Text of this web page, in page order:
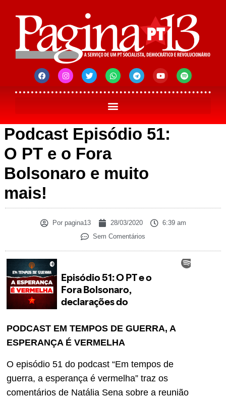
Podcast Episódio 51:
O PT e o Fora
Bolsonaro e muito
mais!
Porpagina13 28/03/2020
6:39 am
Sem Comentários
PODCAST EM TEMPOS DE GUERRA, A
ESPERANÇA É VERMELHA
O episódio 51 do podcast “Em tempos de
guerra, a esperança é vermelha” traz os
comentários de Natália Sena sobre a reunião